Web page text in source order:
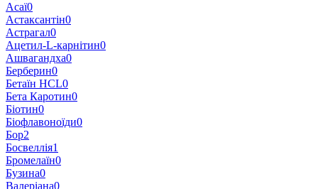
Асаї0
Астаксантін0
Астрагал0
Ацетил-L-карнітин0
Ашвагандха0
Берберин0
Бетаїн HCL0
Бета Каротин0
Біотин0
Біофлавоноїди0
Бор2
Босвеллія1
Бромелаїн0
Бузина0
Валеріана0